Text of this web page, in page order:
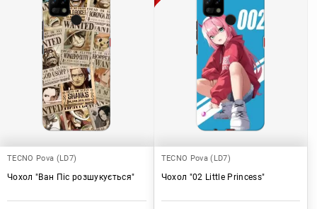
TECNO Pova (LD7)
Чохол "Ван Піс розшукується"
TECNO Pova (LD7)
Чохол "02 Little Princess"